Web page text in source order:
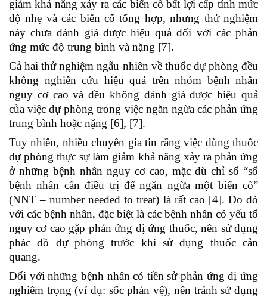
giảm khả năng xảy ra các biến cố bất lợi cấp tính mức
độ nhẹ và các biến cố tổng hợp, nhưng thử nghiệm
này chưa đánh giá được hiệu quả đối với các phản
ứng mức độ trung bình và nặng [7].
Cả hai thử nghiệm ngẫu nhiên về thuốc dự phòng đều
không nghiên cứu hiệu quả trên nhóm bệnh nhân
nguy cơ cao và đều không đánh giá được hiệu quả
của việc dự phòng trong việc ngăn ngừa các phản ứng
trung bình hoặc nặng [6], [7].
Tuy nhiên, nhiều chuyên gia tin rằng việc dùng thuốc
dự phòng thực sự làm giảm khả năng xảy ra phản ứng
ở những bệnh nhân nguy cơ cao, mặc dù chỉ số “số
bệnh nhân cần điều trị để ngăn ngừa một biến cố”
(NNT – number needed to treat) là rất cao [4]. Do đó
với các bệnh nhân, đặc biệt là các bệnh nhân có yếu tố
nguy cơ cao gặp phản ứng dị ứng thuốc, nên sử dụng
phác đồ dự phòng trước khi sử dụng thuốc cản
quang.
Đối với những bệnh nhân có tiền sử phản ứng dị ứng
nghiêm trọng (ví dụ: sốc phản vệ), nên tránh sử dụng